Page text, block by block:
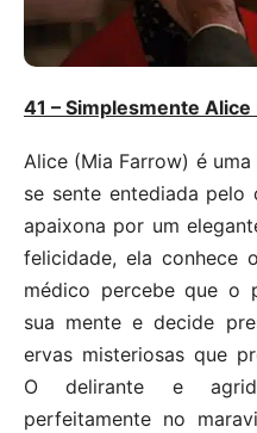
41 – Simplesmente
Alice (Mia Farrow) é
se sente entediada pelo
apaixona por um
felicidade, ela conhece
médico percebe que o
sua mente e decide
ervas misteriosas que
O delirante e
perfeitamente no